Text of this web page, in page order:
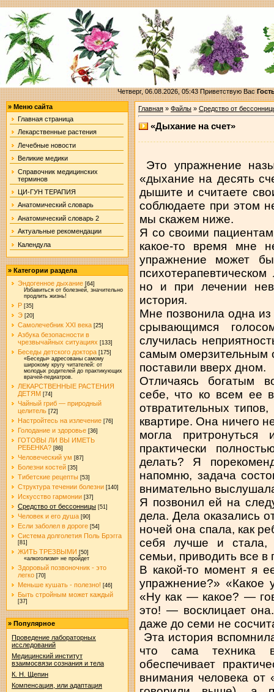
Четверг, 06.08.2026, 05:43Приветствую Вас
» Меню сайта
Главная страница
Лекарственные растения
Лечебные новости
Великие медики
Справочник медицинских
терминов
ЦИ-ГУН ТЕРАПИЯ
Анатомический словарь
Анатомический словарь 2
Актуальные рекомендации
Календула
» Категории раздела
Эндогенное дыхание [64]
Избавиться от болезней, значительно
продлить жизнь!
Р [35]
Э [20]
Самолечебник XXI века [25]
Азбука безопасности в
чрезвычайных ситуациях [133]
Беседы детского доктора [175]
«Беседы» адресованы самому
широкому кругу читателей: от
молодых родителей до практикующих
врачей-педиатров.
ЛЕКАРСТВЕННЫЕ РАСТЕНИЯ
ДЕТЯМ [74]
Чайный гриб — природный
целитель [72]
Настройтесь на излечение [76]
Голодание и здоровье [36]
ГОТОВЫ ЛИ ВЫ ИМЕТЬ
РЕБЕНКА? [86]
Человеческий ум [87]
Болезни костей [35]
Тибетские рецепты [53]
Структура течении болезни [140]
Искусство гармонии [37]
Средство от бессонницы [51]
Человек и его душа [90]
Если заболел в дороге [54]
Система долголетия Поль Брэгга
[81]
ЖИТЬ ТРЕЗВЫМИ [50]
«алкоголизм» не пройдет
Здоровый позвоночник - это
легко [70]
Меньше кушать - полезно! [46]
Быть стройным может каждый
[37]
» Популярное
Проведение лабораторных
исследований
Медицинский институт
взаимосвязи сознания и тела
К. Н. Щепин
Компенсация, или адаптация
Главная» Файлы» Средство от
«Дыхание на счет»
Это упражнение
«дыхание на десять
дышите и считаете
соблюдаете при этом
мы скажем ниже.
Я со своими
какое-то время мне
упражнение может
но и при лечении
история.
Мне позвонила одна
срывающимся
случилась
самым омерзительным
поставили вверх дном.
Отличаясь богатым
себе, что ко всем ее
отвратительных
квартире. Она ничего
могла
практически
делать? Я
напомню, задача
внимательно
Я позвонил ей на
дела. Дела оказались
ночей она спала, как
себя лучше и стала,
семьи, приводить все в
В какой-то момент я
упражнение?» «Какое
«Ну как — какое? —
это! — восклицает
даже до семи не
Эта история
что сама техника
обеспечивает
внимания человека